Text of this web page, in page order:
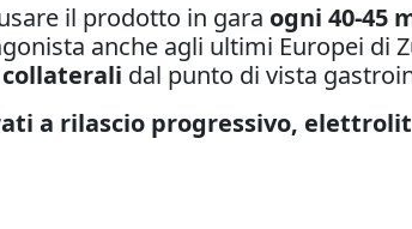
il prodotto in gara ogni 40-45
anche agli ultimi Europei di
dal punto di vista
a rilascio progressivo,